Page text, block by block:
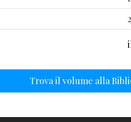
Trova il volume alla